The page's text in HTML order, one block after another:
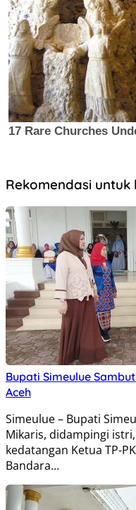
Rekomendasi untuk
Bupati Simeulue
Aceh
Simeulue – Bupati
Mikaris, didampingi
kedatangan Ketua TP-
Bandara…